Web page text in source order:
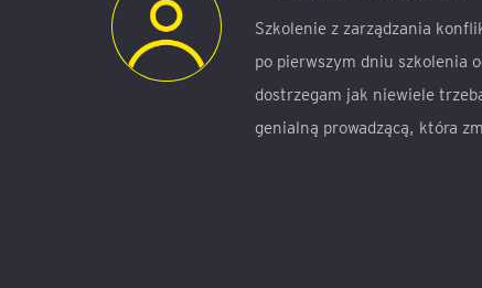
Szkolenie z zarządzania
po pierwszym dniu szkolenia
dostrzegam jak niewiele
genialną prowadzącą, która